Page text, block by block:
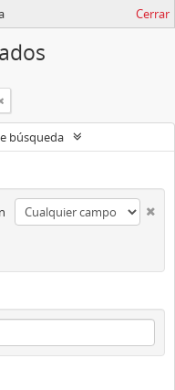
Cerrar
búsqueda